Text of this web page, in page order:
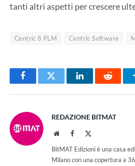
tanti altri aspetti per crescere
Centric 8 PLM Centric Software
FacebookTwitter LinkedInReddit
REDAZIONE BITMAT
WebsiteFacebook
BitMAT Edizioni è una casa
Milano con una copertura a